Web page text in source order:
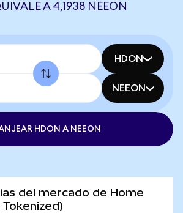
A 4,1938 NEEON
HDON
NEEON
HDON A NEEON
del mercado de Home